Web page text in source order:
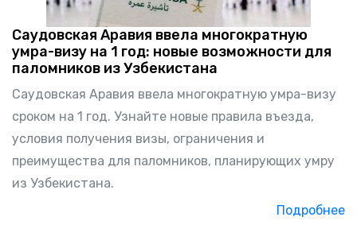
Саудовская Аравия ввела многократную
умра-визу на 1 год: новые возможности для
паломников из Узбекистана
Саудовская Аравия ввела многократную умра-визу
сроком на 1 год. Узнайте новые правила въезда,
условия получения визы, ограничения и
преимущества для паломников, планирующих умру
из Узбекистана.
Подробнее